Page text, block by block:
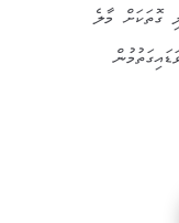
ގޮތަކަށް މާލެ